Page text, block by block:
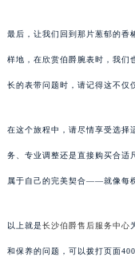
最后，让我们回到那片葱郁的香
样地，在欣赏伯爵腕表时，我们
长的表带问题时，请记得这不仅
在这个旅程中，请尽情享受选择
务、专业调整还是直接购买合适
属于自己的完美契合——就像每
以上就是长沙伯爵售后服务中心
和保养的问题，可以拨打页面